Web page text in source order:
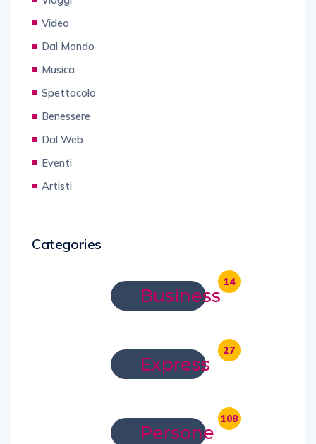
Video
Dal Mondo
Musica
Spettacolo
Benessere
Dal Web
Eventi
Artisti
Categories
Business
14
Express
27
Persone
108